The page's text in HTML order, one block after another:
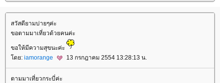
สวัสดียามบ่ายๆค่ะ
ขอตามมาเที่ยวด้วยคนค่ะ
ขอให้มีความสุขนะค่ะ
ดย: iamorange 13 กรกฎาคม 2554 13:28:13 น.
ตามมาเที่ยวกระบี่ค่ะ